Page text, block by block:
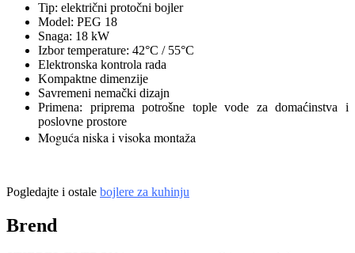
Tip: električni protočni bojler
Model: PEG 18
Snaga: 18 kW
Izbor temperature: 42°C / 55°C
Elektronska kontrola rada
Kompaktne dimenzije
Savremeni nemački dizajn
Primena: priprema potrošne tople vode za domaćinstva i
poslovne prostore
Moguća niska i visoka montaža
Pogledajte i ostale bojlere za kuhinju
Brend